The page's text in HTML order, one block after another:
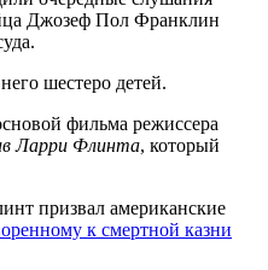
Джозеф Пол Франклин
шестеро детей.
фильма режиссера
Ларри Флинта, который
призвал американские
к смертной казни